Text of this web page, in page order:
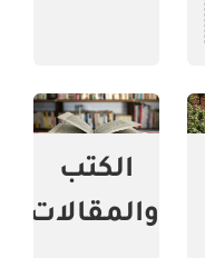
الكتب
والمقالات